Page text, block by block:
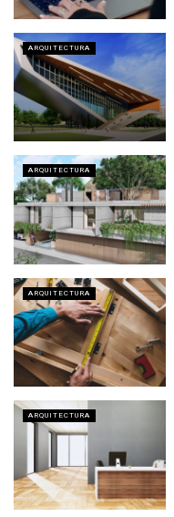
ARQUITECTURA
ARQUITECTURA
ARQUITECTURA
ARQUITECTURA